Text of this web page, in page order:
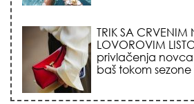
TRIK SA
LOVOROVIM
privlačenja
baš tokom